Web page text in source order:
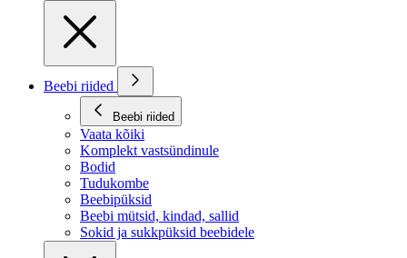
Beebi riided
Beebi riided
Vaata kõiki
Komplekt vastsündinule
Bodid
Tudukombe
Beebipüksid
Beebi mütsid, kindad, sallid
Sokid ja sukkpüksid beebidele